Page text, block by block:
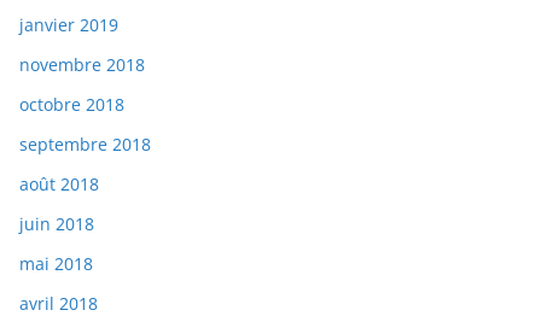
janvier 2019
novembre 2018
octobre 2018
septembre 2018
août 2018
juin 2018
mai 2018
avril 2018